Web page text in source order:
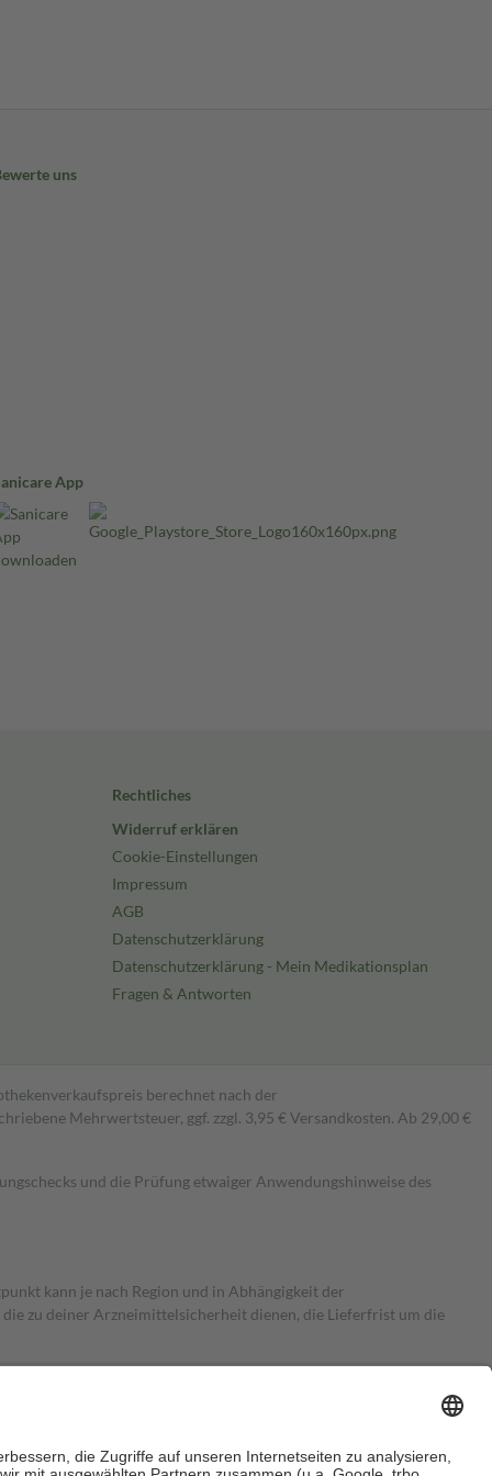
uns
App
Rechtliches
Widerruf erklären
Cookie-Einstellungen
Impressum
AGB
Datenschutzerklärung
Datenschutzerklärung - Mein Medikationsplan
Fragen & Antworten
berechnet nach der
Mehrwertsteuer, ggf. zzgl. 3,95 € Versandkosten. Ab 29,00 €
und die Prüfung etwaiger Anwendungshinweise des
kann je nach Region und in Abhängigkeit der
zu deiner Arzneimittelsicherheit dienen, die Lieferfrist um die